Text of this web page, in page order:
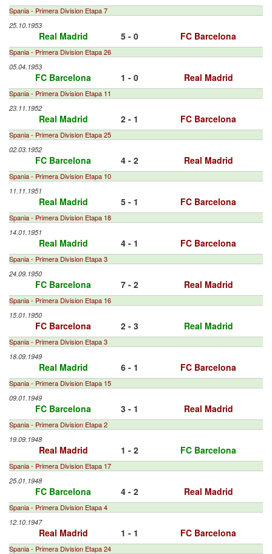
Spania - Primera Division Etapa 7
25.10.1953
Real Madrid 5 - 0 FC Barcelona
Spania - Primera Division Etapa 26
05.04.1953
FC Barcelona 1 - 0 Real Madrid
Spania - Primera Division Etapa 11
23.11.1952
Real Madrid 2 - 1 FC Barcelona
Spania - Primera Division Etapa 25
02.03.1952
FC Barcelona 4 - 2 Real Madrid
Spania - Primera Division Etapa 10
11.11.1951
Real Madrid 5 - 1 FC Barcelona
Spania - Primera Division Etapa 18
14.01.1951
Real Madrid 4 - 1 FC Barcelona
Spania - Primera Division Etapa 3
24.09.1950
FC Barcelona 7 - 2 Real Madrid
Spania - Primera Division Etapa 16
15.01.1950
FC Barcelona 2 - 3 Real Madrid
Spania - Primera Division Etapa 3
18.09.1949
Real Madrid 6 - 1 FC Barcelona
Spania - Primera Division Etapa 15
09.01.1949
FC Barcelona 3 - 1 Real Madrid
Spania - Primera Division Etapa 2
19.09.1948
Real Madrid 1 - 2 FC Barcelona
Spania - Primera Division Etapa 17
25.01.1948
FC Barcelona 4 - 2 Real Madrid
Spania - Primera Division Etapa 4
12.10.1947
Real Madrid 1 - 1 FC Barcelona
Spania - Primera Division Etapa 24